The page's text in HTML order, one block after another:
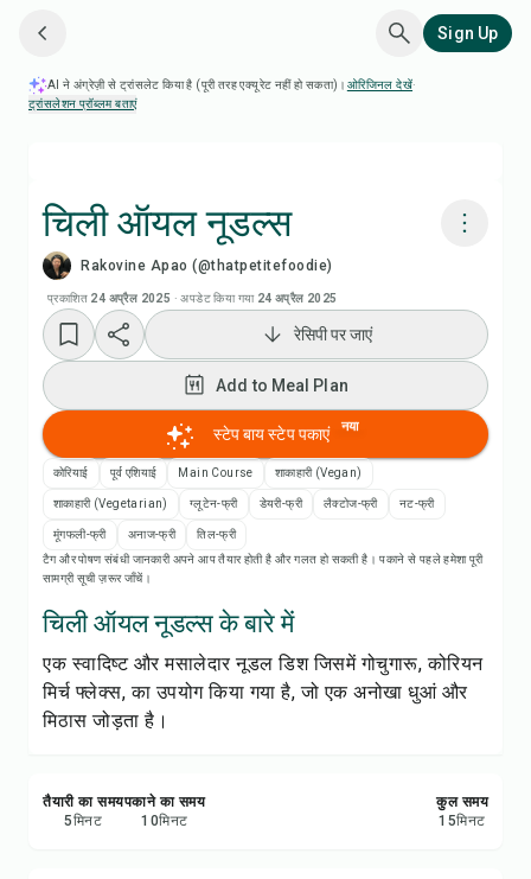
Sign Up
AI ने अंग्रेज़ी से ट्रांसलेट किया है (पूरी तरह एक्यूरेट नहीं हो सकता)। ओरिजिनल देखें·
ट्रांसलेशन प्रॉब्लम बताएं
चिली ऑयल नूडल्स
Rakovine Apao (@thatpetitefoodie)
प्रकाशित 24 अप्रैल 2025 ·अपडेट किया गया 24 अप्रैल 2025
रेसिपी वीडियो देखें
Add to Meal Plan
Add to Shopping List
रेसिपी नोट्स
सेव करें
रेसिपी पर जाएं
Add to Meal Plan
स्टेप बाय स्टेप पकाएं नया
कोरियाई पूर्व एशियाई Main Course शाकाहारी (Vegan)
शाकाहारी (Vegetarian) ग्लूटेन-फ्री डेयरी-फ्री लैक्टोज-फ्री नट-फ्री
मूंगफली-फ्री अनाज-फ्री
तिल-फ्री
टैग और पोषण संबंधी जानकारी अपने आप तैयार होती है और गलत हो सकती है। पकाने से पहले हमेशा पूरी
सामग्री सूची ज़रूर जाँचें।
चिली ऑयल नूडल्स के बारे में
एक स्वादिष्ट और मसालेदार नूडल डिश जिसमें गोचुगारू, कोरियन
मिर्च फ्लेक्स, का उपयोग किया गया है, जो एक अनोखा धुआं और
मिठास जोड़ता है।
तैयारी का समय
5मिनट
पकाने का समय
10मिनट
कुल समय
15मिनट